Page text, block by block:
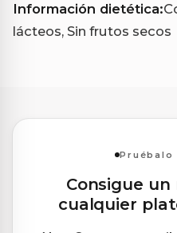
Información dietética:
lácteos, Sin frutos secos
Pruébalo
Consigue un
cualquier